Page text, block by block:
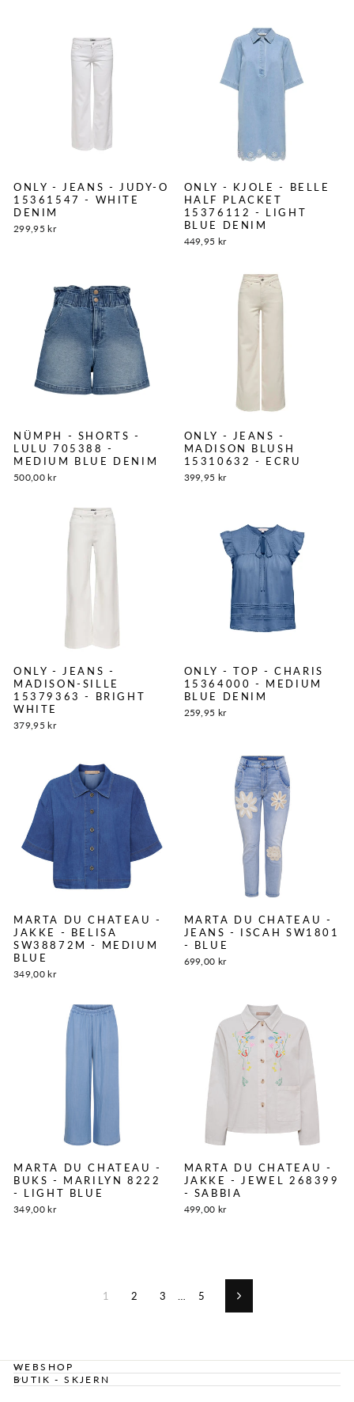
ONLY - JEANS - JUDY-O
15361547 - WHITE
DENIM
299,95 kr
ONLY - KJOLE - BELLE
HALF PLACKET
15376112 - LIGHT
BLUE DENIM
449,95 kr
NÜMPH - SHORTS -
LULU 705388 -
MEDIUM BLUE DENIM
500,00 kr
ONLY - JEANS -
MADISON BLUSH
15310632 - ECRU
399,95 kr
ONLY - JEANS -
MADISON-SILLE
15379363 - BRIGHT
WHITE
379,95 kr
ONLY - TOP - CHARIS
15364000 - MEDIUM
BLUE DENIM
259,95 kr
MARTA DU CHATEAU -
JAKKE - BELISA
SW38872M - MEDIUM
BLUE
349,00 kr
MARTA DU CHATEAU -
JEANS - ISCAH SW1801
- BLUE
699,00 kr
MARTA DU CHATEAU -
BUKS - MARILYN 8222
- LIGHT BLUE
349,00 kr
MARTA DU CHATEAU -
JAKKE - JEWEL 268399
- SABBIA
499,00 kr
1 2 3 5 Næste
WEBSHOP
BUTIK - SKJERN